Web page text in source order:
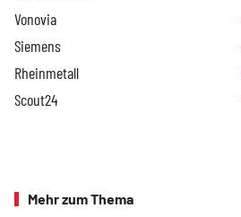
Vonovia
Siemens
Rheinmetall
Scout24
Mehr zum Thema